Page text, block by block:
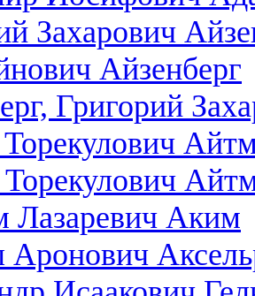
Захарович
Айзенберг
Григорий
Лазаревич Аким
Аронович